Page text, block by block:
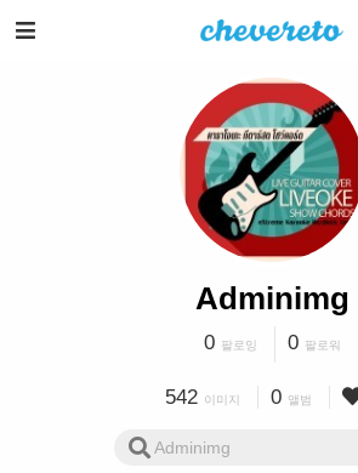
Adminimg
0 팔로잉 0 팔로워
542 이미지 0 앨범